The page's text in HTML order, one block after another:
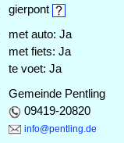
gierpont
met auto: Ja
met fiets: Ja
te voet: Ja
Gemeinde Pentling
09419-20820
info@pentling.de